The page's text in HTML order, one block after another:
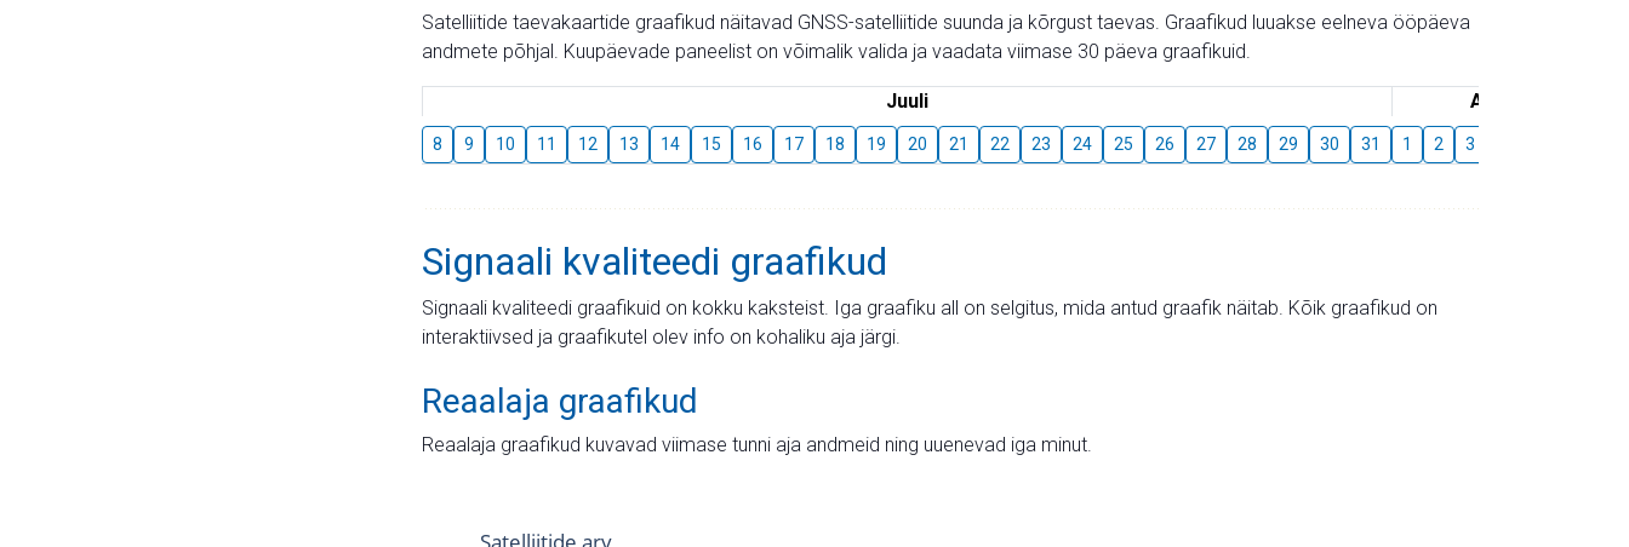
Satelliitide taevakaartide graafikud näitavad GNSS-satelliitide suunda ja kõrgust taevas. Graafikud luuakse eelneva ööpäeva
andmete põhjal. Kuupäevade paneelist on võimalik valida ja vaadata viimase 30 päeva graafikuid.
Juuli August
8 9 10 11 12 13 14 15 16 17 18 19 20 21 22 23 24 25 26 27 28 29 30 31 1 2 3
Signaali kvaliteedi graafikud
Signaali kvaliteedi graafikuid on kokku kaksteist. Iga graafiku all on selgitus, mida antud graafik näitab. Kõik graafikud on
interaktiivsed ja graafikutel olev info on kohaliku aja järgi.
Reaalaja graafikud
Reaalaja graafikud kuvavad viimase tunni aja andmeid ning uuenevad iga minut.